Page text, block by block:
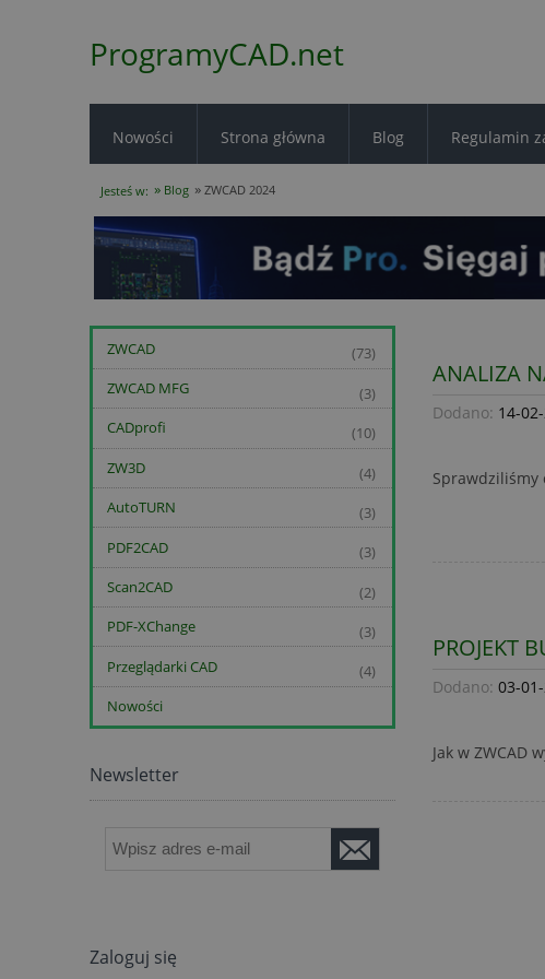
ProgramyCAD.net
Nowości Strona główna Blog Regulamin
Jesteś w: » Blog » ZWCAD 2024
ZWCAD (73)
ZWCAD MFG (3)
CADprofi (10)
ZW3D (4)
AutoTURN (3)
PDF2CAD (3)
Scan2CAD (2)
PDF-XChange (3)
Przeglądarki CAD (4)
Nowości
Newsletter
Zaloguj się
ANALIZA
Dodano: 14-
Sprawdziliśmy
PROJEKT
Dodano: 03-
Jak w ZWCAD